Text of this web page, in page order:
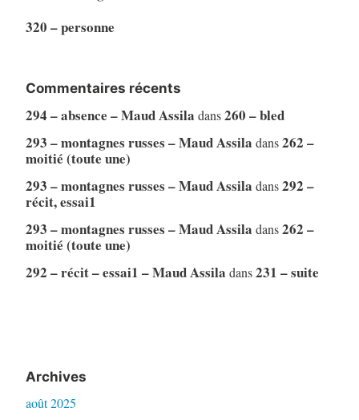
320 – personne
Commentaires récents
294 – absence – Maud Assila dans260 – bled
293 – montagnes russes – Maud Assila dans262 –
moitié (toute une)
293 – montagnes russes – Maud Assila dans292 –
récit, essai1
293 – montagnes russes – Maud Assila dans262 –
moitié (toute une)
292 – récit – essai1 – Maud Assila dans231 – suite
Archives
août 2025